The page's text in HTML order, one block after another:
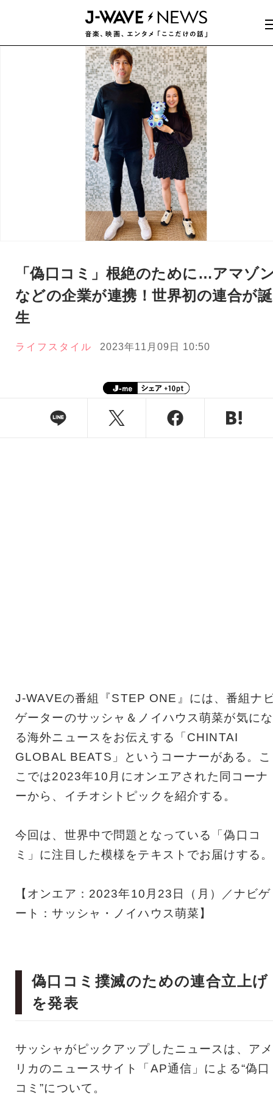
「偽口コミ」根絶のために…アマゾ
などの企業が連携！世界初の連合が誕
生
ライフスタイル 2023年11月09日 10:50
J-WAVEの番組『STEP ONE』には、番組ナ
ゲーターのサッシャ＆ノイハウス萌菜が気にな
る海外ニュースをお伝えする「CHINTAI
GLOBAL BEATS」というコーナーがある。こ
こでは2023年10月にオンエアされた同コーナ
ーから、イチオシトピックを紹介する。
今回は、世界中で問題となっている「偽口コ
ミ」に注目した模様をテキストでお届けする。
【オンエア：2023年10月23日（月）／ナビゲ
ート：サッシャ・ノイハウス萌菜】
偽口コミ撲滅のための連合立上げ
を発表
サッシャがピックアップしたニュースは、アメ
リカのニュースサイト「AP通信」による“偽口
コミ”について。